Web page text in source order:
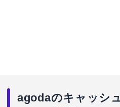
agodaのキャッシ